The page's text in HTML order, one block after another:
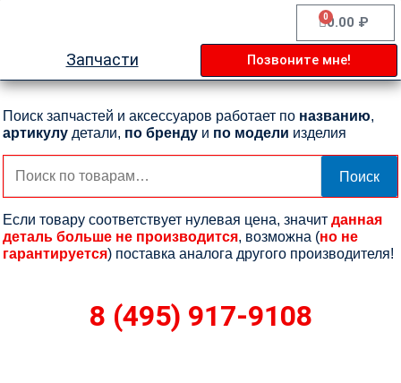
0.00 ₽
0
Cart
Запчасти Позвоните мне!
Поиск запчастей и аксессуаров работает по названию,
артикулу детали, по бренду и по модели изделия
Искать:
Поиск
Если товару соответствует нулевая цена, значит данная
деталь больше не производится, возможна (но не
гарантируется) поставка аналога другого производителя!
8 (495) 917-9108